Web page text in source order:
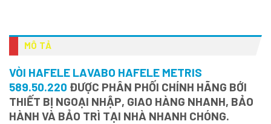
MÔ TẢ
VÒI HAFELE LAVABO HAFELE METRIS
589.50.220 ĐƯỢC PHÂN PHỐI CHÍNH HÃNG BỚI
THIẾT BỊ NGOẠI NHẬP, GIAO HÀNG NHANH, BẢO
HÀNH VÀ BẢO TRÌ TẠI NHÀ NHANH CHÓNG.